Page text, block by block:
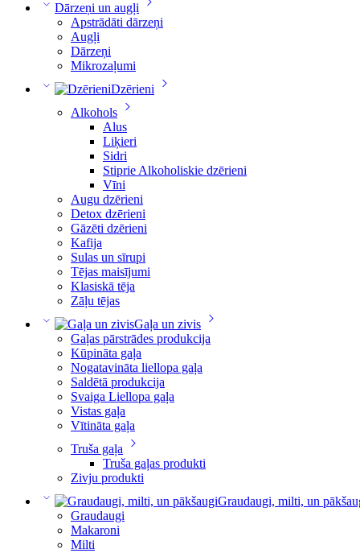
Dārzeņi un augļi
Apstrādāti dārzeņi
Augļi
Dārzeņi
Mikrozaļumi
Dzērieni
Alkohols
Alus
Liķieri
Sidri
Stiprie Alkoholiskie dzērieni
Vīni
Augu dzērieni
Detox dzērieni
Gāzēti dzērieni
Kafija
Sulas un sīrupi
Tējas maisījumi
Klasiskā tēja
Zāļu tējas
Gaļa un zivis
Gaļas pārstrādes produkcija
Kūpināta gaļa
Nogatavināta liellopa gaļa
Saldētā produkcija
Svaiga Liellopa gaļa
Vistas gaļa
Vītināta gaļa
Truša gaļa
Truša gaļas produkti
Zivju produkti
Graudaugi, milti, un
Graudaugi
Makaroni
Milti